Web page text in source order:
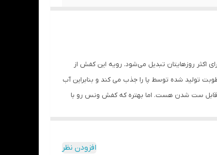
اکثر روزهایتان تبدیل می‌شود. رویه این کفش از
تولید شده توسط پا را جذب می کند و بنابراین آب
قابل ست شدن هست. اما بهتره که کفش ونس رو با
افزودن نظر